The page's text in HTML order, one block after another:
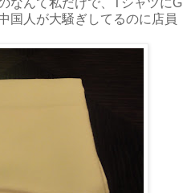
国人が大騒ぎしてるのに店員